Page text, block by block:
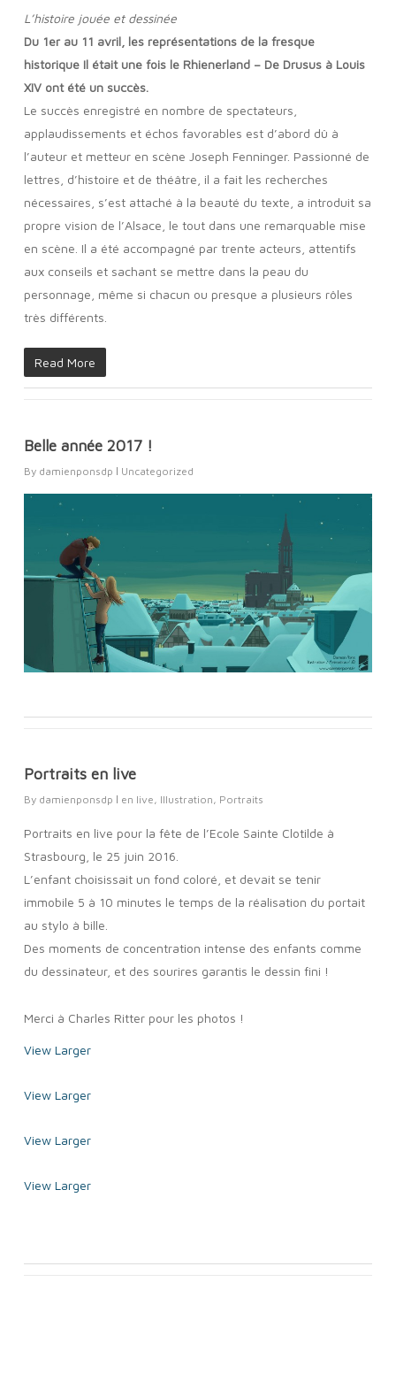
L’histoire jouée et dessinée
Du 1er au 11 avril, les représentations de la fresque
historique Il était une fois le Rhienerland – De Drusus à Louis
XIV ont été un succès.
Le succès enregistré en nombre de spectateurs,
applaudissements et échos favorables est d’abord dû à
l’auteur et metteur en scène Joseph Fenninger. Passionné de
lettres, d’histoire et de théâtre, il a fait les recherches
nécessaires, s’est attaché à la beauté du texte, a introduit sa
propre vision de l’Alsace, le tout dans une remarquable mise
en scène. Il a été accompagné par trente acteurs, attentifs
aux conseils et sachant se mettre dans la peau du
personnage, même si chacun ou presque a plusieurs rôles
très différents.
Read More
Belle année 2017 !
By damienponsdp Uncategorized
Portraits en live
By damienponsdp en live, Illustration, Portraits
Portraits en live pour la fête de l’Ecole Sainte Clotilde à
Strasbourg, le 25 juin 2016.
L’enfant choisissait un fond coloré, et devait se tenir
immobile 5 à 10 minutes le temps de la réalisation du portait
au stylo à bille.
Des moments de concentration intense des enfants comme
du dessinateur, et des sourires garantis le dessin fini !
Merci à Charles Ritter pour les photos !
View Larger
View Larger
View Larger
View Larger